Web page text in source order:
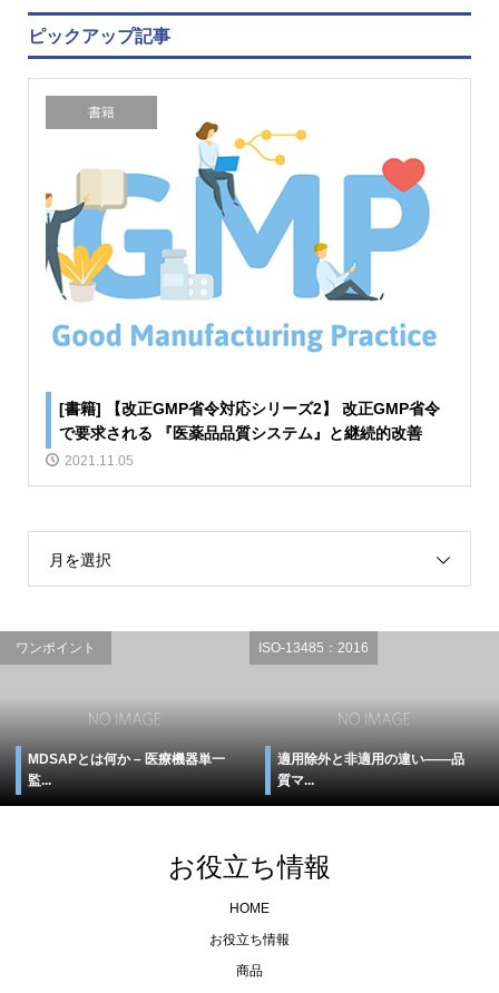
ピックアップ記事
書籍
[書籍] 【改正GMP省令対応シリーズ2】 改正GMP省令
で要求される 『医薬品品質システム』と継続的改善
2021.11.05
月を選択
ワンポイント
MDSAPとは何か – 医療機器単一
監...
ISO-13485：2016
適用除外と非適用の違い――品
質マ...
お役立ち情報
HOME
お役立ち情報
商品